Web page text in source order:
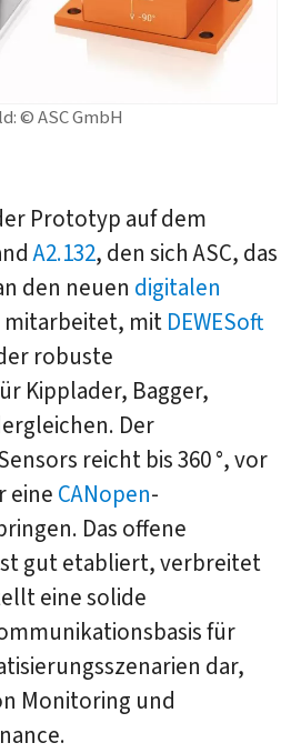
© ASC GmbH
Prototyp auf dem
A2.132, den sich ASC, das
den neuen digitalen
mitarbeitet, mit DEWESoft
robuste
Kipplader, Bagger,
Der
reicht bis 360 °, vor
eine CANopen-
Das offene
gut etabliert, verbreitet
eine solide
für
dar,
Monitoring und